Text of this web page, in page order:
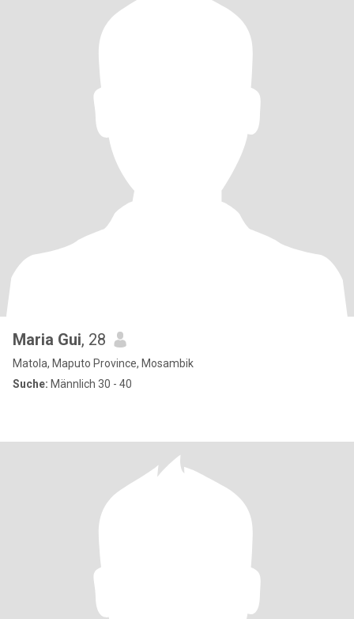
Maria Gui, 28
Matola, Maputo Province, Mosambik
Suche: Männlich 30 - 40